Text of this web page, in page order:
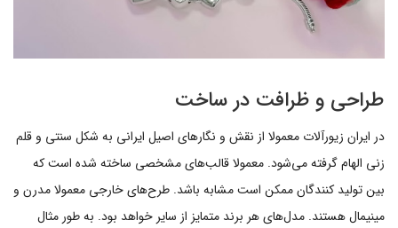
طراحی و ظرافت در ساخت
در ایران زیورآلات معمولا از نقش و نگارهای اصیل ایرانی به شکل سنتی و قلم
زنی الهام گرفته می‌شود. معمولا قالب‌های مشخصی ساخته شده است که
بین تولید کنندگان ممکن است مشابه باشد. طرح‌های خارجی معمولا مدرن و
مینیمال هستند. مدل‌های هر برند متمایز از سایر خواهد بود. به طور مثال